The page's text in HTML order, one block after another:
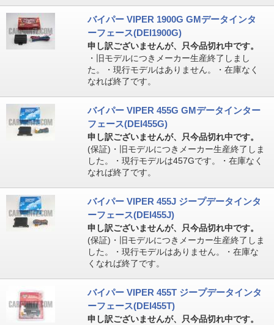
バイパー VIPER 1900G GMデータインタ
ーフェース(DEI1900G)
申し訳ございませんが、只今品切れ中です。
・旧モデルにつきメーカー生産終了しまし
た。・現行モデルはありません。・在庫なく
なれば終了です。
バイパー VIPER 455G GMデータインター
フェース(DEI455G)
申し訳ございませんが、只今品切れ中です。
(保証)・旧モデルにつきメーカー生産終了しま
した。・現行モデルは457Gです。・在庫なく
なれば終了です。
バイパー VIPER 455J ジープデータインタ
ーフェース(DEI455J)
申し訳ございませんが、只今品切れ中です。
(保証)・旧モデルにつきメーカー生産終了しま
した。・現行モデルはありません。・在庫な
くなれば終了です。
バイパー VIPER 455T ジープデータインタ
ーフェース(DEI455T)
申し訳ございませんが、只今品切れ中です。